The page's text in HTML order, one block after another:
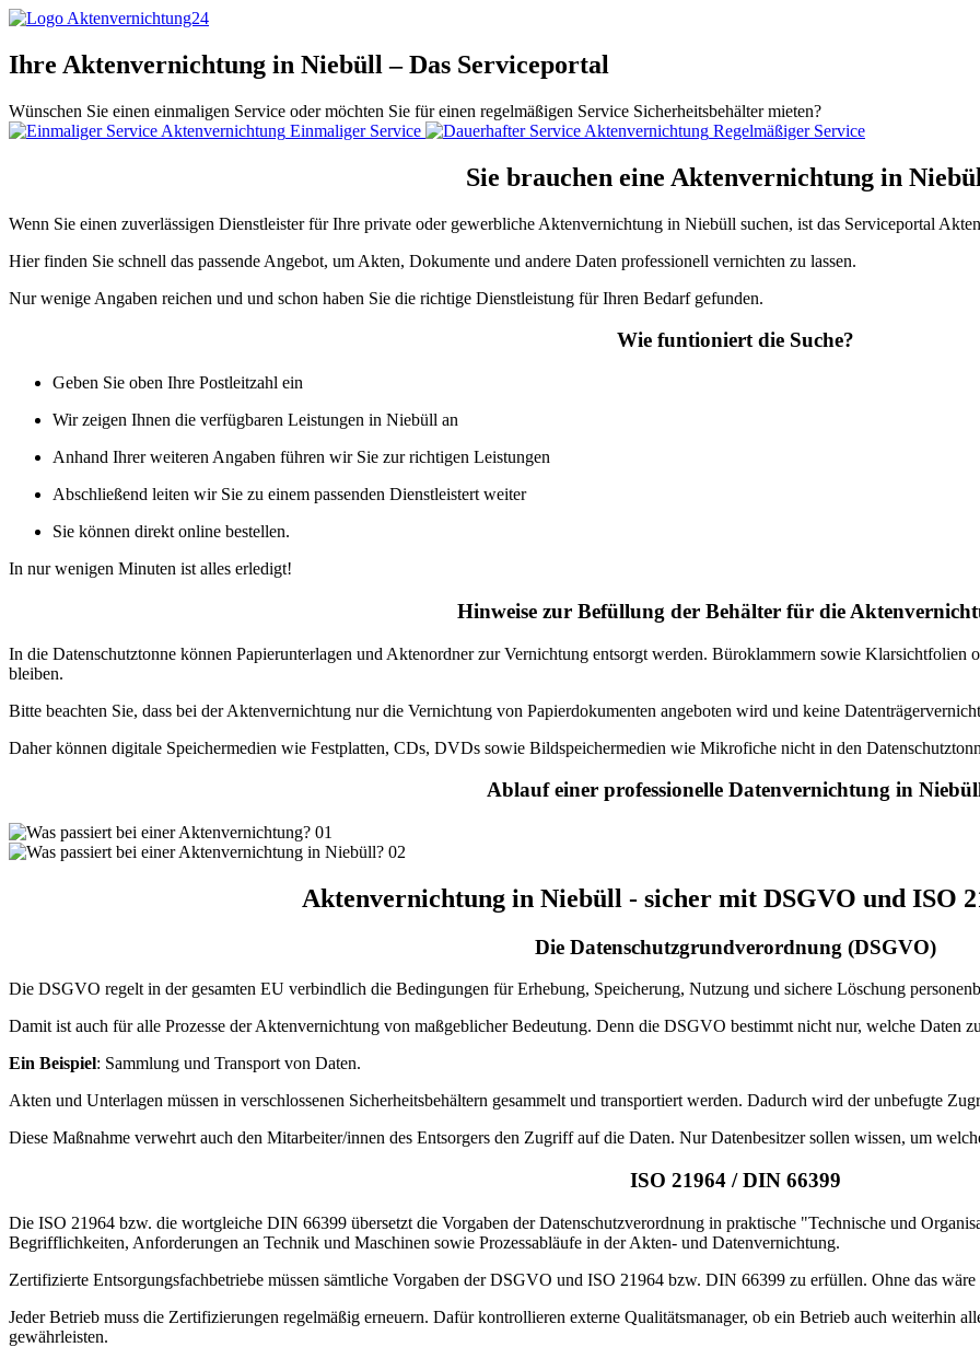
Ihre Aktenvernichtung in Niebüll – Das Serviceportal
Wünschen Sie einen einmaligen Service oder möchten Sie für einen regelmäßigen Service Sicherheitsbehälter mieten?
Einmaliger Service
Regelmäßiger Service
Sie brauchen eine Aktenvernichtung in
Wenn Sie einen zuverlässigen Dienstleister für Ihre private oder gewerbliche Aktenvernichtung in Niebüll suchen, ist das Serviceportal
Hier finden Sie schnell das passende Angebot, um Akten, Dokumente und andere Daten professionell vernichten zu lassen.
Nur wenige Angaben reichen und und schon haben Sie die richtige Dienstleistung für Ihren Bedarf gefunden.
Wie funtioniert die Suche?
Geben Sie oben Ihre Postleitzahl ein
Wir zeigen Ihnen die verfügbaren Leistungen in Niebüll an
Anhand Ihrer weiteren Angaben führen wir Sie zur richtigen Leistungen
Abschließend leiten wir Sie zu einem passenden Dienstleistert weiter
Sie können direkt online bestellen.
In nur wenigen Minuten ist alles erledigt!
Hinweise zur Befüllung der Behälter für die
In die Datenschutztonne können Papierunterlagen und Aktenordner zur Vernichtung entsorgt werden. Büroklammern sowie Klarsichtfolien
bleiben.
Bitte beachten Sie, dass bei der Aktenvernichtung nur die Vernichtung von Papierdokumenten angeboten wird und keine
Daher können digitale Speichermedien wie Festplatten, CDs, DVDs sowie Bildspeichermedien wie Mikrofiche nicht in den
Ablauf einer professionelle Datenvernichtung in
Aktenvernichtung in Niebüll - sicher mit DSGVO und ISO
Die Datenschutzgrundverordnung (DSGVO)
Die DSGVO regelt in der gesamten EU verbindlich die Bedingungen für Erhebung, Speicherung, Nutzung und sichere Löschung
Damit ist auch für alle Prozesse der Aktenvernichtung von maßgeblicher Bedeutung. Denn die DSGVO bestimmt nicht nur, welche Daten
Ein Beispiel: Sammlung und Transport von Daten.
Akten und Unterlagen müssen in verschlossenen Sicherheitsbehältern gesammelt und transportiert werden. Dadurch wird der unbefugte
Diese Maßnahme verwehrt auch den Mitarbeiter/innen des Entsorgers den Zugriff auf die Daten. Nur Datenbesitzer sollen wissen, um
ISO 21964 / DIN 66399
Die ISO 21964 bzw. die wortgleiche DIN 66399 übersetzt die Vorgaben der Datenschutzverordnung in praktische "Technische und
Begrifflichkeiten, Anforderungen an Technik und Maschinen sowie Prozessabläufe in der Akten- und Datenvernichtung.
Zertifizierte Entsorgungsfachbetriebe müssen sämtliche Vorgaben der DSGVO und ISO 21964 bzw. DIN 66399 zu erfüllen. Ohne das
Jeder Betrieb muss die Zertifizierungen regelmäßig erneuern. Dafür kontrollieren externe Qualitätsmanager, ob ein Betrieb auch weiterhin
gewährleisten.